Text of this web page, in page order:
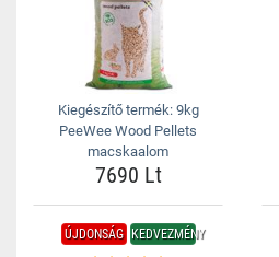
Kiegészítő termék: 9kg
PeeWee Wood Pellets
macskaalom
7690 Lt
ÚJDONSÁG KEDVEZMÉNY